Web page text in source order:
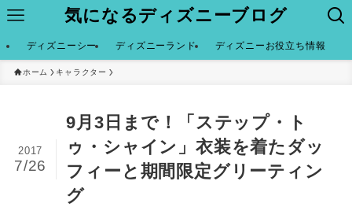
気になるディズニーブログ
ディズニーシー ディズニーランド ディズニーお役立ち情報
ホーム キャラクター
9月3日まで！「ステップ・ト
ゥ・シャイン」衣装を着たダッ
フィーと期間限定グリーティン
グ
2017
7/26